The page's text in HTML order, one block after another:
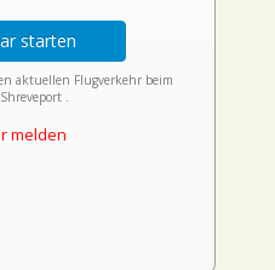
starten
aktuellen Flugverkehr beim
.
melden